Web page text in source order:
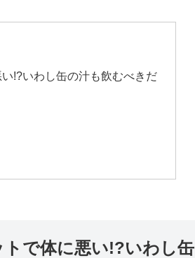
!?いわし缶の汁も飲むべきだ
で体に悪い!?いわし缶